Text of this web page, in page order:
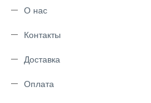
О нас
Контакты
Доставка
Оплата